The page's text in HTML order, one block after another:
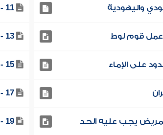
11 - باب من أظهر الفاحشة
13 - باب من أتى ذات محرم ومن أتى بهيمة
15 - باب حد القذف
17 - باب من شرب الخمر مراراً
19 - باب من شهر السلاح